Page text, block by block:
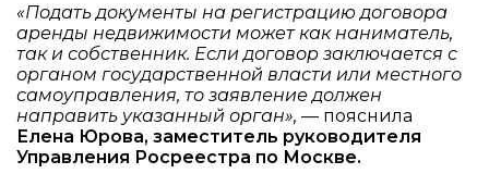
«Подать документы на регистрацию договора
аренды недвижимости может как наниматель,
так и собственник. Если договор заключается с
органом государственной власти или местного
самоуправления, то заявление должен
направить указанный орган», — пояснила
Елена Юрова, заместитель руководителя
Управления Росреестра по Москве.